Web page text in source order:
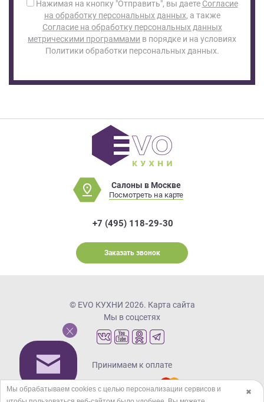
Нажимая на кнопку "Отправить", вы даете Согласие
на обработку персональных данных, а также
Согласие на обработку персональных данных
метрическими программами в порядке и на условиях
Политики обработки персональных данных.
Салоны в Москве
Посмотреть на карте
+7 (495) 118-29-30
Заказать звонок
© EVO КУХНИ 2026. Карта сайта
Мы в соцсетях
Принимаем к оплате
✖
Мы обрабатываем cookies с целью персонализации сервисов и